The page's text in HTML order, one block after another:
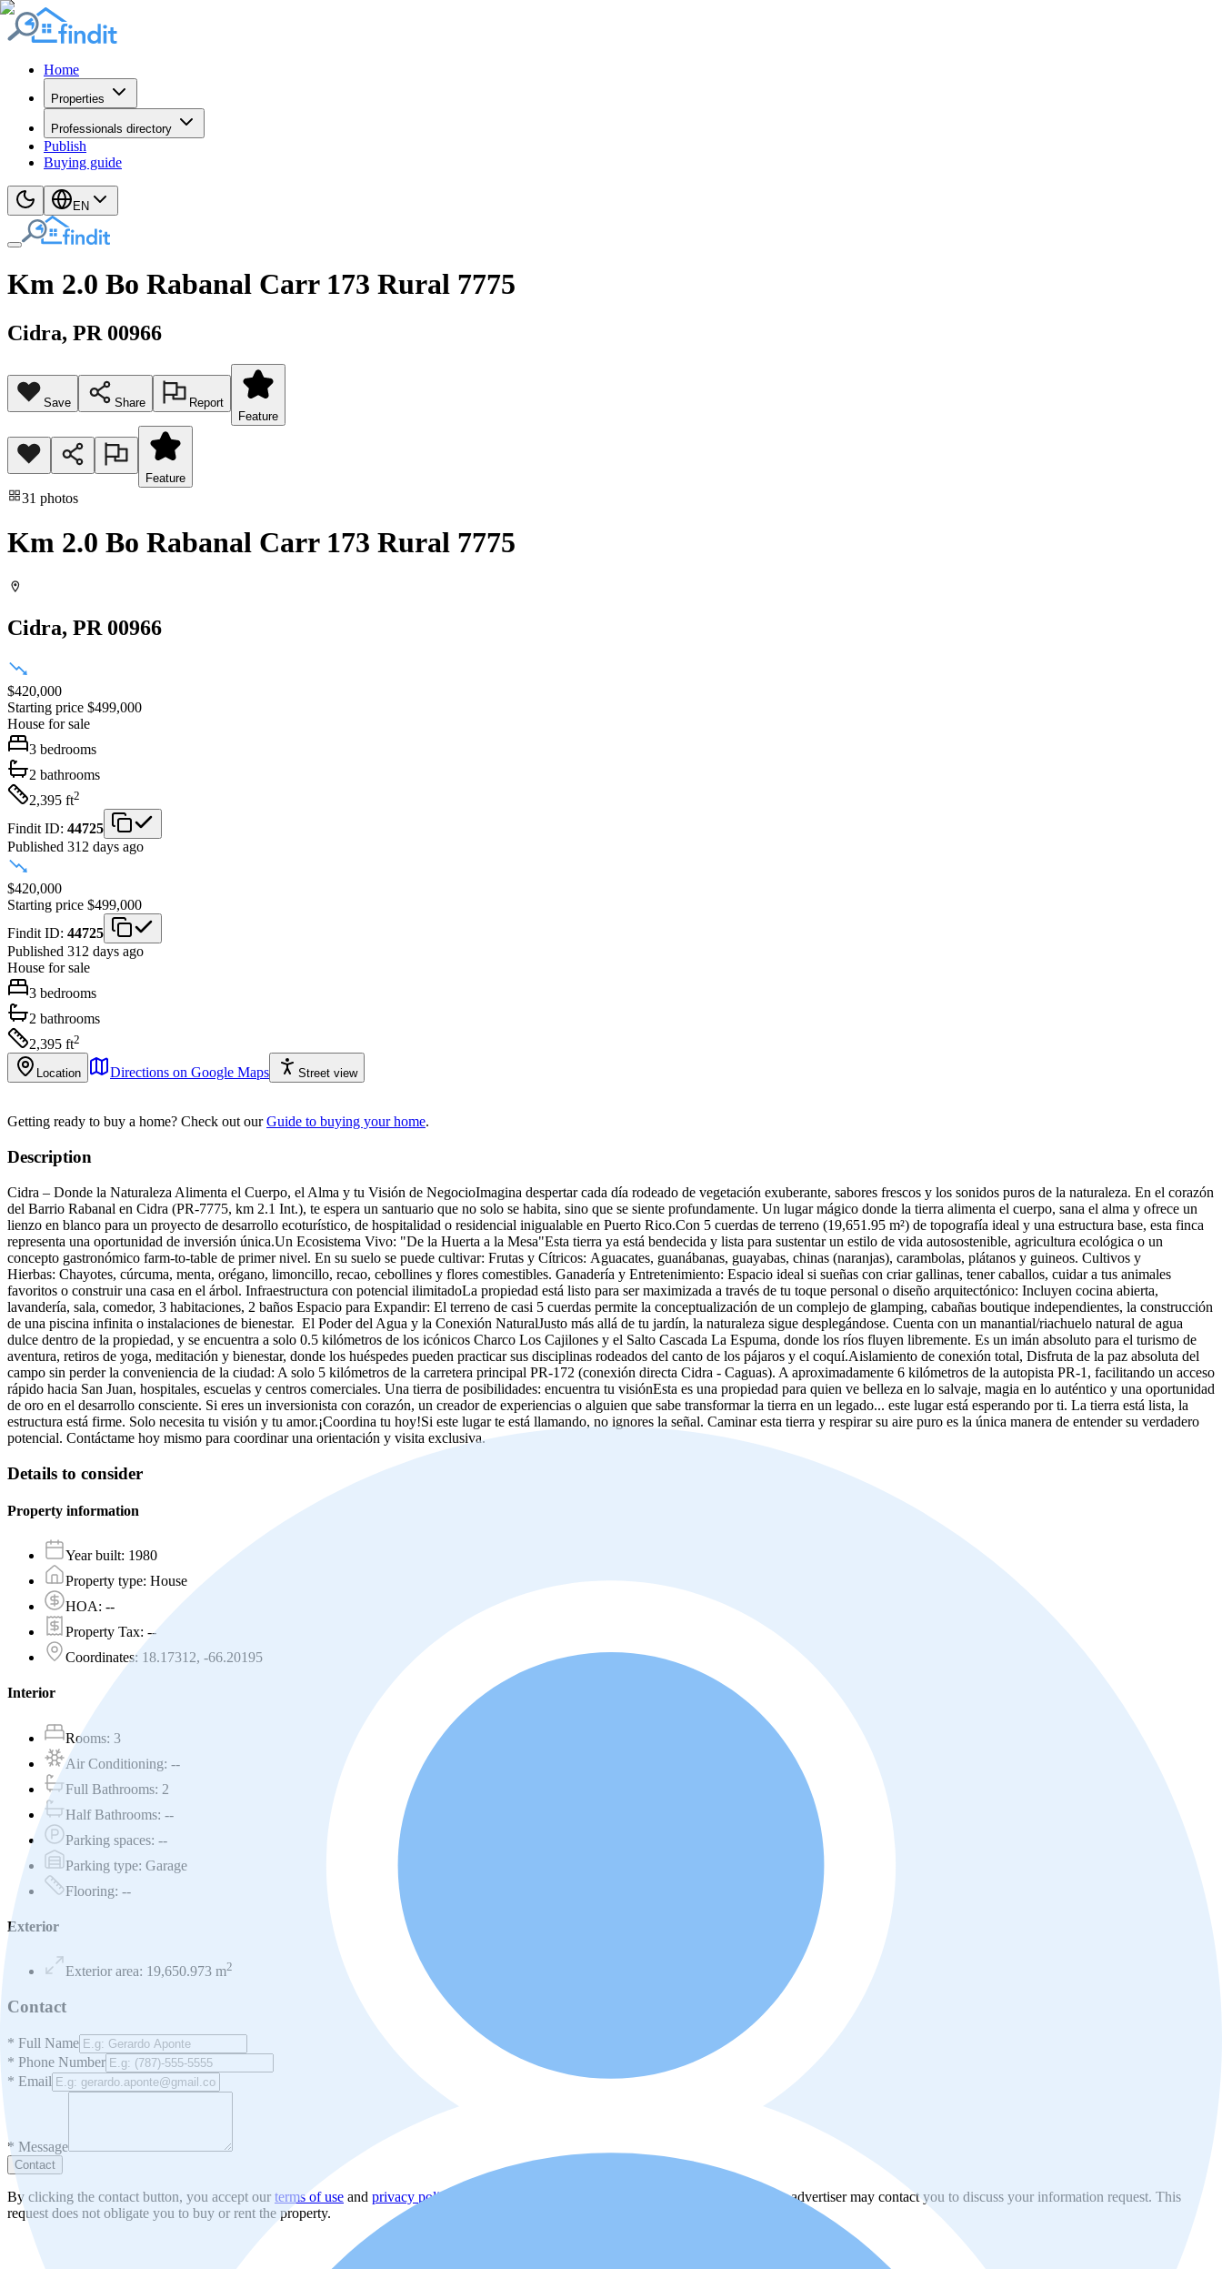
Home
Properties
Professionals directory
Publish
Buying guide
EN
Km 2.0 Bo Rabanal Carr 173 Rural 7775
Cidra, PR 00966
Save Share
Report
Feature
Feature
31 photos
Km 2.0 Bo Rabanal Carr 173 Rural 7775
Cidra, PR 00966
$420,000
Starting price $499,000
House for sale
3 bedrooms
2 bathrooms
2,395 ft2
Findit ID: 44725
Published 312 days ago
$420,000
Starting price $499,000
Findit ID: 44725
Published 312 days ago
House for sale
3 bedrooms
2 bathrooms
2,395 ft2
Location Directions on Google Maps Street view
Getting ready to buy a home? Check out our Guide to buying your home.
Description
Cidra – Donde la Naturaleza Alimenta el Cuerpo, el Alma y tu Visión de NegocioImagina despertar cada día rodeado de vegetación exuberante, sabores frescos y los sonidos puros de la naturaleza. En el corazón
del Barrio Rabanal en Cidra (PR-7775, km 2.1 Int.), te espera un santuario que no solo se habita, sino que se siente profundamente. Un lugar mágico donde la tierra alimenta el cuerpo, sana el alma y ofrece un
lienzo en blanco para un proyecto de desarrollo ecoturístico, de hospitalidad o residencial inigualable en Puerto Rico.Con 5 cuerdas de terreno (19,651.95 m²) de topografía ideal y una estructura base, esta finca
representa una oportunidad de inversión única.Un Ecosistema Vivo: "De la Huerta a la Mesa"Esta tierra ya está bendecida y lista para sustentar un estilo de vida autosostenible, agricultura ecológica o un
concepto gastronómico farm-to-table de primer nivel. En su suelo se puede cultivar: Frutas y Cítricos: Aguacates, guanábanas, guayabas, chinas (naranjas), carambolas, plátanos y guineos. Cultivos y
Hierbas: Chayotes, cúrcuma, menta, orégano, limoncillo, recao, cebollines y flores comestibles. Ganadería y Entretenimiento: Espacio ideal si sueñas con criar gallinas, tener caballos, cuidar a tus animales
favoritos o construir una casa en el árbol. Infraestructura con potencial ilimitadoLa propiedad está listo para ser maximizada a través de tu toque personal o diseño arquitectónico: Incluyen cocina abierta,
lavandería, sala, comedor, 3 habitaciones, 2 baños Espacio para Expandir: El terreno de casi 5 cuerdas permite la conceptualización de un complejo de glamping, cabañas boutique independientes, la construcción
de una piscina infinita o instalaciones de bienestar. El Poder del Agua y la Conexión NaturalJusto más allá de tu jardín, la naturaleza sigue desplegándose. Cuenta con un manantial/riachuelo natural de agua
dulce dentro de la propiedad, y se encuentra a solo 0.5 kilómetros de los icónicos Charco Los Cajilones y el Salto Cascada La Espuma, donde los ríos fluyen libremente. Es un imán absoluto para el turismo de
aventura, retiros de yoga, meditación y bienestar, donde los huéspedes pueden practicar sus disciplinas rodeados del canto de los pájaros y el coquí.Aislamiento de conexión total, Disfruta de la paz absoluta del
campo sin perder la conveniencia de la ciudad: A solo 5 kilómetros de la carretera principal PR-172 (conexión directa Cidra - Caguas). A aproximadamente 6 kilómetros de la autopista PR-1, facilitando un acceso
rápido hacia San Juan, hospitales, escuelas y centros comerciales. Una tierra de posibilidades: encuentra tu visiónEsta es una propiedad para quien ve belleza en lo salvaje, magia en lo auténtico y una oportunidad
de oro en el desarrollo consciente. Si eres un inversionista con corazón, un creador de experiencias o alguien que sabe transformar la tierra en un legado... este lugar está esperando por ti. La tierra está lista, la
estructura está firme. Solo necesita tu visión y tu amor.¡Coordina tu hoy!Si este lugar te está llamando, no ignores la señal. Caminar esta tierra y respirar su aire puro es la única manera de entender su verdadero
potencial. Contáctame hoy mismo para coordinar una orientación y visita exclusiva.
Details to consider
Property information
Year built: 1980
Property type: House
HOA: --
Property Tax: --
Coordinates: 18.17312, -66.20195
Interior
Rooms: 3
Air Conditioning: --
Full Bathrooms: 2
Half Bathrooms: --
Parking spaces: --
Parking type: Garage
Flooring: --
Exterior
Exterior area: 19,650.973 m2
Contact
* Full Name
* Phone Number
* Email
* Message
Contact
By clicking the contact button, you accept our terms of use and privacy policy
. Additionally, you agree that the real estate professional or advertiser may contact you to discuss your information request. This
request does not obligate you to buy or rent the property.